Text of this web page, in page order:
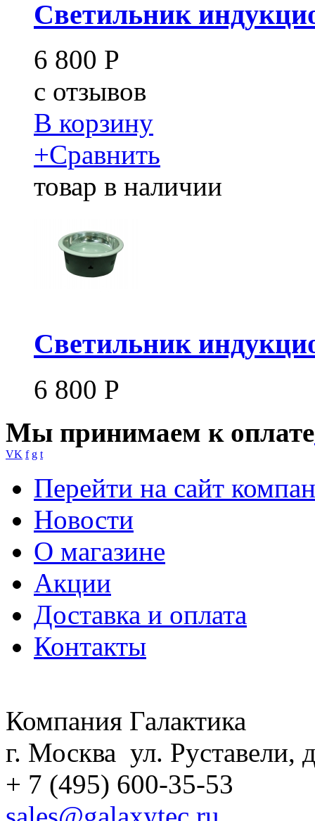
Светильник
6 800 Р
c отзывов
В корзину
+Сравнить
товар в наличии
Светильник
6 800 Р
Мы принимаем к оплате
VK f g t
Перейти на сайт
Новости
О магазине
Акции
Доставка и оплата
Контакты
Компания Галактика
г. Москва ул. Руставели,
+ 7 (495) 600-35-53